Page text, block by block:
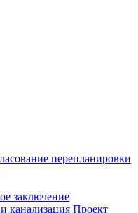
перепланировки
заключение
канализация Проект